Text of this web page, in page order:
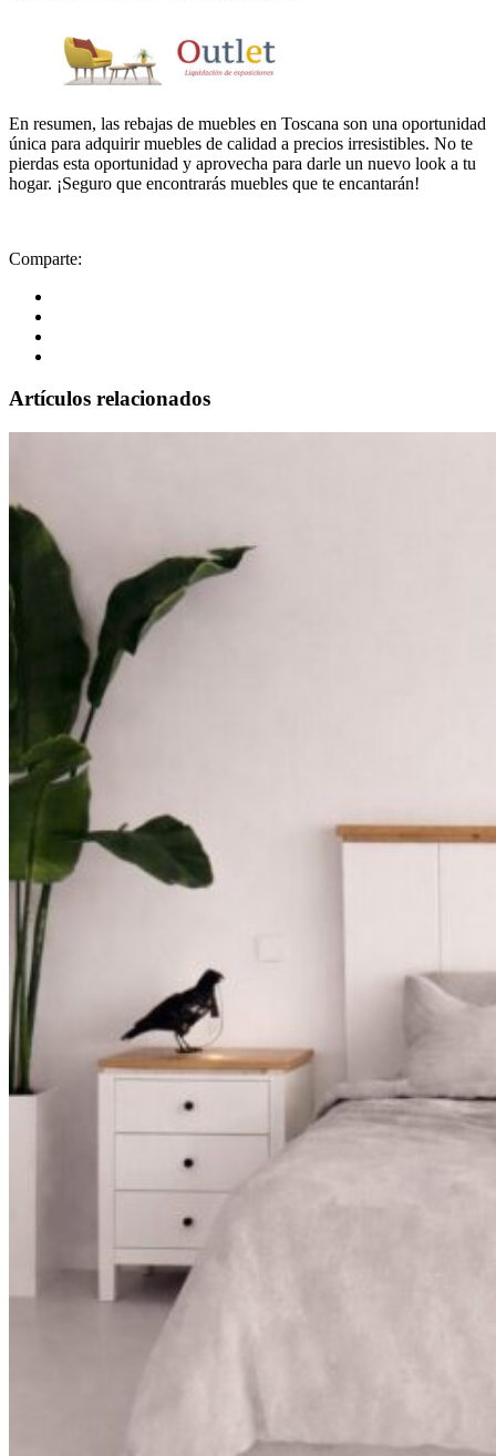
En resumen, las rebajas de muebles en Toscana son una oportunidad
única para adquirir muebles de calidad a precios irresistibles. No te
pierdas esta oportunidad y aprovecha para darle un nuevo look a tu
hogar. ¡Seguro que encontrarás muebles que te encantarán!
Comparte:
Artículos relacionados